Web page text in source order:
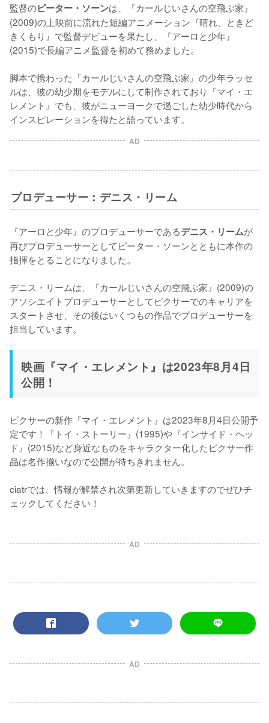
監督のピーター・ソーンは、『カールじいさんの空飛ぶ家』
(2009)の上映前に流れた短編アニメーション『晴れ、ときど
きくもり』で監督デビューを果たし、『アーロと少年』
(2015)で長編アニメ監督を初めて務めました。
脚本で携わった『カールじいさんの空飛ぶ家』の少年ラッセ
ルは、彼の幼少期をモデルにして制作されており『マイ・エ
レメント』でも、彼がニューヨークで過ごした幼少時代から
インスピレーションを得たと語っています。
AD
プロデューサー：デニス・リーム
『アーロと少年』のプロデューサーであるデニス・リームが
再びプロデューサーとしてピーター・ソーンとともに本作の
指揮をとることになりました。
デニス・リームは、『カールじいさんの空飛ぶ家』(2009)の
アソシエイトプロデューサーとしてピクサーでのキャリアを
スタートさせ、その後はいくつもの作品でプロデューサーを
担当しています。
映画『マイ・エレメント』は2023年8月4日
公開！
ピクサーの新作『マイ・エレメント』は2023年8月4日公開予
定です！『トイ・ストーリー』(1995)や『インサイド・ヘッ
ド』(2015)など身近なものをキャラクター化したピクサー作
品は名作揃いなので公開が待ちきれません。
ciatrでは、情報が解禁され次第更新していきますのでぜひチ
ェックしてください！
AD
AD